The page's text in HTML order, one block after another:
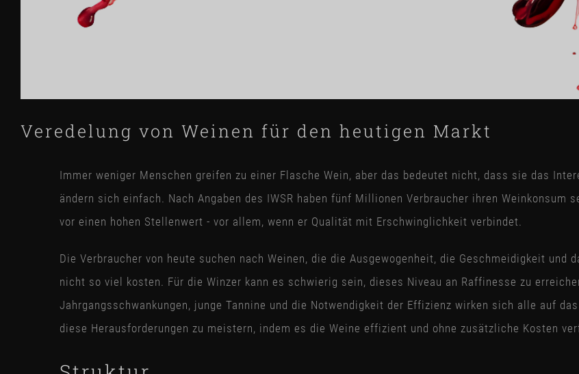
Veredelung von Weinen für den heutigen Markt
Immer weniger Menschen greifen zu einer Flasche Wein, aber das bedeutet nicht, dass sie das
ändern sich einfach. Nach Angaben des IWSR haben fünf Millionen Verbraucher ihren
vor einen hohen Stellenwert - vor allem, wenn er Qualität mit Erschwinglichkeit verbindet.
Die Verbraucher von heute suchen nach Weinen, die die Ausgewogenheit, die Geschmeidigkeit und
nicht so viel kosten. Für die Winzer kann es schwierig sein, dieses Niveau an Raffinesse zu
Jahrgangsschwankungen, junge Tannine und die Notwendigkeit der Effizienz wirken sich alle auf
diese Herausforderungen zu meistern, indem es die Weine effizient und ohne zusätzliche Kosten